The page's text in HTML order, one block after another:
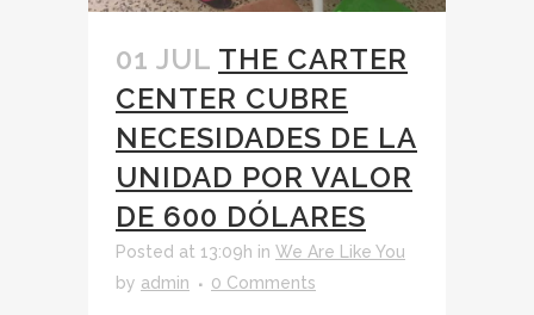
01 JUL THE CARTER
CENTER CUBRE
NECESIDADES DE LA
UNIDAD POR VALOR
DE 600 DÓLARES
Posted at 13:09h in We Are Like You
by admin 0 Comments